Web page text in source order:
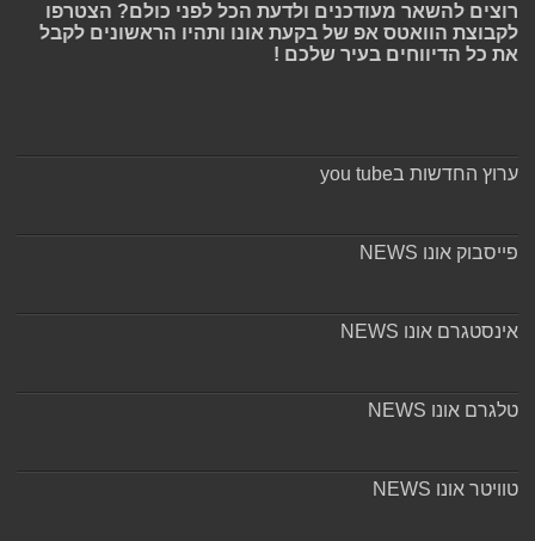
רוצים להשאר מעודכנים ולדעת הכל לפני כולם? הצטרפו
לקבוצת הוואטס אפ של בקעת אונו ותהיו הראשונים לקבל
את כל הדיווחים בעיר שלכם !
ערוץ החדשות בyou tube
פייסבוק אונו NEWS
אינסטגרם אונו NEWS
טלגרם אונו NEWS
טוויטר אונו NEWS